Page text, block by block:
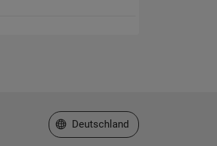
Website auswählen
Deutschland